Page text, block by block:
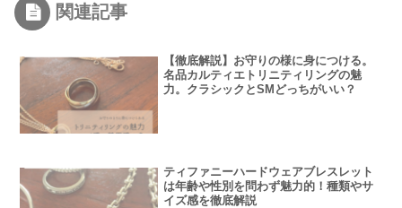
関連記事
【徹底解説】お守りの様に身につける。
名品カルティエトリニティリングの魅
力。クラシックとSMどっちがいい？
ティファニーハードウェアブレスレット
は年齢や性別を問わず魅力的！種類やサ
イズ感を徹底解説